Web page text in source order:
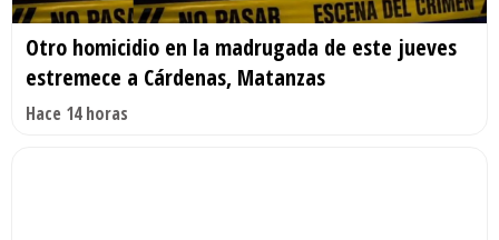
Otro homicidio en la madrugada de este jueves
estremece a Cárdenas, Matanzas
Hace 14 horas